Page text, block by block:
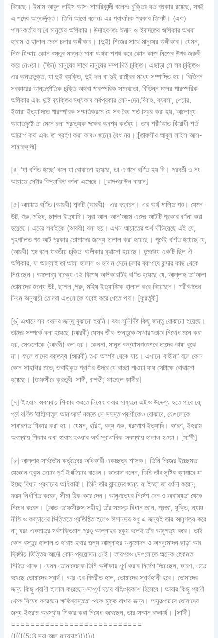
দিয়েছে। ইমাম আবুল লাইস আস-সামরিকান্দী বলেনঃ চুক্তির যত প্রকার রয়েছে, সবই
এ শব্দের অন্তর্ভুক্ত। তিনি আরো বলেনঃ এর প্রাথমিক প্রকার তিনটি। (এক)
পালনকর্তার সাথে মানুষের অঙ্গীকার। উদাহরণতঃ ঈমান ও ইবাদতের অঙ্গীকার অথবা
হারাম ও হালাল মেনে চলার অঙ্গীকার। (দুই) নিজের সাথে মানুষের অঙ্গীকার। যেমন,
নিজ যিম্মায় কোন বস্তুর মান্নত মানা অথবা শপথ করে কোন কাজ নিজের উপর জরুরী
করে নেওয়া। (তিন) মানুষের সাথে মানুষের সম্পাদিত চুক্তি। এছাড়া সে সব চুক্তিও
এর অন্তর্ভুক্ত, যা দুই ব্যক্তি, দুই দল বা দুই রাষ্ট্রের মধ্যে সম্পাদিত হয়। বিভিন্ন
সরকারের আন্তর্জাতিক চুক্তি অথবা পারস্পরিক সমঝোতা, বিভিন্ন দলের পারস্পরিক
অঙ্গীকার এবং দুই ব্যক্তির মধ্যকার সর্বপ্রকার লেন-দেন,বিবাহ, ব্যবসা, শেয়ার,
ইজারা ইত্যাদিতে পারস্পরিক সম্মতিক্রমে যে সব বৈধ শর্ত স্থির করা হয়, আলোচ্য
আয়াতদৃষ্টে তা মেনে চলা প্রত্যেক পক্ষের অবশ্য কর্তব্য। তবে শরী’আত বিরোধী শর্ত
আরোপ করা এবং তা গ্রহণ করা কারও জন্যে বৈধ নয়। [তাফসীর আবুল লাইস আস-
সামারকান্দী]
[৪] ‘যা বর্ণিত হচ্ছে’ বলে যা বোঝানো হয়েছে, তা এখানে বর্ণিত হয় নি। পরবর্তী ৩ নং
আয়াতে সেটার বিস্তারিত বর্ণনা এসেছে। [আদওয়াউল বায়ান]
[৫] আয়াতে বর্ণিত (আরবী) শব্দটি (আরবী) -এর বহুবচন। এর অর্থ পালিত পশু। যেমন-
উট, গরু, মহিষ, ছাগল ইত্যাদি। সূরা আল-আন’আমে এদের আটটি প্রকার বর্ণনা করা
হয়েছে। এদের সবাইকে (আরবী) বলা হয়। এখন আয়াতের অর্থ দাঁড়িয়েছে এই যে,
গৃহপালিত পশু আট প্রকার তোমাদের জন্যে হালাল করা হয়েছে। পূর্বেই বর্ণিত হয়েছে যে,
(আরবী) শব্দ বলে যাবতীয় চুক্তি-অঙ্গীকার বুঝানো হয়েছে। তন্মধ্যে একটি ছিল ঐ
অঙ্গীকার, যা আল্লাহ তা’আলা হালাল ও হারাম মেনে চলার ব্যাপারে বান্দার কাছ থেকে
নিয়েছেন। আলোচ্য বাক্যে এই বিশেষ অঙ্গীকারটিই বর্ণিত হয়েছে যে, আল্লাহ তা’আলা
তোমাদের জন্যে উট, ছাগল ,গরু, মহিষ ইত্যাদিকে হালাল করে দিয়েছেন। শরীআতের
নিয়ম অনুযায়ী তোমরা এগুলোকে যবেহ করে খেতে পার। [কুরতুবী]
[৬] এখানে সব ধরনের জন্তু বুঝানো হয়নি। বরং সুনির্দিষ্ট কিছু জন্তু বোঝানো হয়েছে।
তাদের সম্পর্কে বলা হয়েছে (আরবী) যেসব জীব-জন্তুকে সাধারণভাবে নিবোধ মনে করা
হয়, সেগুলোকে (আরবী) বলা হয়। কেননা, মানুষ অভ্যাসগতভাবে তাদের ভাষা বুঝে
না। ফলে তাদের বক্তব্য (আরবী) তথা অস্পষ্ট থেকে যায়। এখানে ‘বাহীমা’ বলে কোন
কোন সাহাবীর মতে, জবাইকৃত প্রাণীর উদরে যে বাচ্ছা পাওয়া যায় সেটাকে বোঝানো
হয়েছে। [তাফসীরে কুরতুবী; সাদী, বাগভী; ফাতহুল কাদীর]
[৭] ইহরাম অবস্থায় শিকার করতে নিষেধ করার মাধ্যমে এটাও উদ্দেশ্য হতে পারে যে,
পূর্বে বর্ণিত ‘বাহীমাতুল আন’আম’ বলতে সে সমস্ত প্রাণীকেও বোঝাবে, যেগুলোকে
সাধারণত শিকার করা হয়। যেমন, হরিণ, বন্য গরু, খরগোশ ইত্যাদি। কারণ, ইহরাম
অবস্থায় শিকার করা হারাম হওয়ার অর্থ স্বাভাবিক অবস্থায় হালাল হওয়া। [সা’দী]
[৮] আল্লাহ সার্বভৌম কর্তৃত্বের অধিকারী একচ্ছত্র শাসক। তিনি নিজের ইচ্ছেমত
যেকোন হুকুম দেয়ার পূর্ণ ইখতিয়ার রাখেন। কাতাদা বলেন, তিনি তাঁর সৃষ্টির ব্যাপারে যা
ইচ্ছে বিধান প্রদানের অধিকারী। তিনি তাঁর বান্দাদের জন্য যা ইচ্ছা তা বর্ণনা করেন,
ফরয নির্ধারিত করেন, সীমা ঠিক করে দেন। আনুগত্যের নির্দেশ দেন ও অবাধ্যতা থেকে
নিষেধ করেন। [আত-তাফসীরুস সহীহ] তাঁর সমস্ত বিধান জ্ঞান, প্রজ্ঞা, যুক্তি, ন্যায়-
নীতি ও কল্যাণের ভিত্তিতে প্রতিষ্ঠিত হলেও ঈমানদার শুধু এ জন্যই তার আনুগত্য করে
না; বরং একমাত্র সর্বশক্তিমান প্রভু আল্লাহর হুকুম বলেই তাঁর আনুগত্য করে। তাই
কোন বস্তুর হালাল ও হারাম হবার জন্য আল্লাহর অনুমোদন ও অননুমোদন ছাড়া আর
দ্বিতীয় ভিত্তির আদৌ কোন প্রয়োজন নেই। তারপরও সেগুলোতে অনেক হেকমত
নিহিত থাকে। যেমন তোমাদেরকে তিনি অঙ্গীকার পূর্ণ করার নির্দেশ দিয়েছেন, কারণ, এতে
রয়েছে তোমাদের স্বার্থ। আর এর বিপরীত হলে, তোমাদের স্বার্থহানী হবে। তোমাদের
জন্য কিছু প্রাণী হালাল করেছেন সম্পূর্ণ দয়ার বহিঃপ্রকাশ হিসেবে। আবার কিছু প্রাণী
থেকে নিষেধ করেছেন ক্ষতিগ্রস্ততা থেকে মুক্ত রাখার জন্য। অনুরূপভাবে তোমাদের
জন্য ইহরাম অবস্থায় শিকার করা নিষেধ করেছেন, তার সম্মান রক্ষার্থে। [সা’দী]
===========================
((((((5:3 সূরা আল মায়েদাহ)))))))